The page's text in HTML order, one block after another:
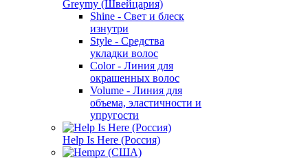
Greymy (Швейцария)
Shine - Свет и блеск
изнутри
Style - Средства
укладки волос
Color - Линия для
окрашенных волос
Volume - Линия для
объема, эластичности и
упругости
Help Is Here (Россия)